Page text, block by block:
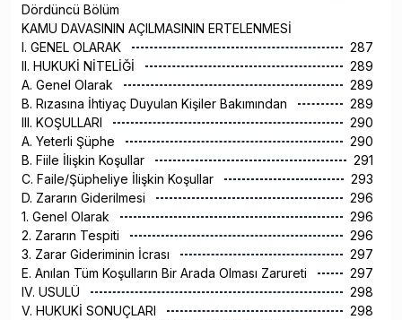
Dördüncü Bölüm
KAMU DAVASININ AÇILMASININ ERTELENMESİ
I. GENEL OLARAK
287
II. HUKUKİ NİTELİĞİ
289
A. Genel Olarak
289
B. Rızasına İhtiyaç Duyulan Kişiler Bakımından
289
III. KOŞULLARI
290
A. Yeterli Şüphe
290
B. Fiile İlişkin Koşullar
291
C. Faile/Şüpheliye İlişkin Koşullar
293
D. Zararın Giderilmesi
296
1. Genel Olarak
296
2. Zararın Tespiti
296
3. Zarar Gideriminin İcrası
297
E. Anılan Tüm Koşulların Bir Arada Olması Zarureti
297
IV. USULÜ
298
V. HUKUKİ SONUÇLARI
298